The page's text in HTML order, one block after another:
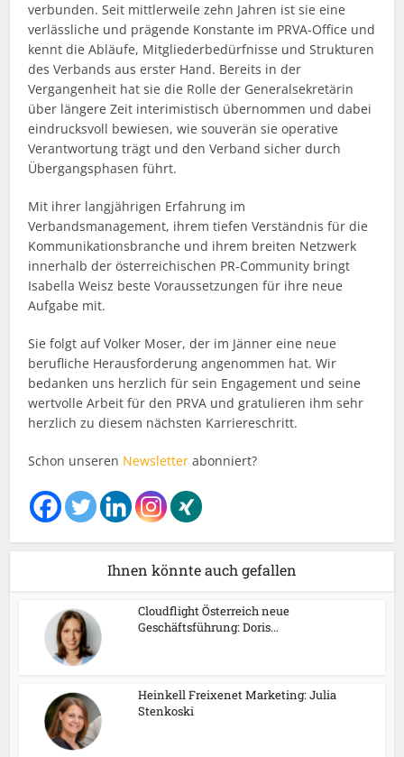
verbunden. Seit mittlerweile zehn Jahren ist sie eine
verlässliche und prägende Konstante im PRVA-Office und
kennt die Abläufe, Mitgliederbedürfnisse und Strukturen
des Verbands aus erster Hand. Bereits in der
Vergangenheit hat sie die Rolle der Generalsekretärin
über längere Zeit interimistisch übernommen und dabei
eindrucksvoll bewiesen, wie souverän sie operative
Verantwortung trägt und den Verband sicher durch
Übergangsphasen führt.
Mit ihrer langjährigen Erfahrung im
Verbandsmanagement, ihrem tiefen Verständnis für die
Kommunikationsbranche und ihrem breiten Netzwerk
innerhalb der österreichischen PR-Community bringt
Isabella Weisz beste Voraussetzungen für ihre neue
Aufgabe mit.
Sie folgt auf Volker Moser, der im Jänner eine neue
berufliche Herausforderung angenommen hat. Wir
bedanken uns herzlich für sein Engagement und seine
wertvolle Arbeit für den PRVA und gratulieren ihm sehr
herzlich zu diesem nächsten Karriereschritt.
Schon unseren Newsletter abonniert?
Ihnen könnte auch gefallen
Cloudflight Österreich neue
Geschäftsführung: Doris...
Heinkell Freixenet Marketing: Julia
Stenkoski